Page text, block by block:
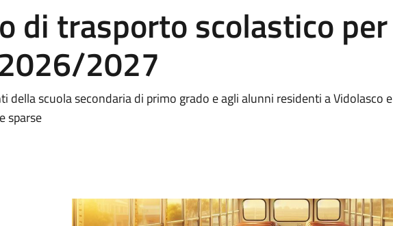
di trasporto scolastico per
2027
della scuola secondaria di primo grado e agli alunni residenti a Vidolasco e
sparse